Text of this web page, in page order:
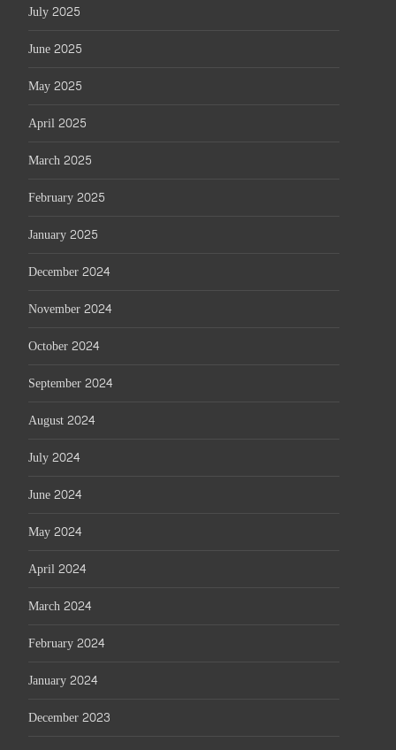
July 2025
June 2025
May 2025
April 2025
March 2025
February 2025
January 2025
December 2024
November 2024
October 2024
September 2024
August 2024
July 2024
June 2024
May 2024
April 2024
March 2024
February 2024
January 2024
December 2023